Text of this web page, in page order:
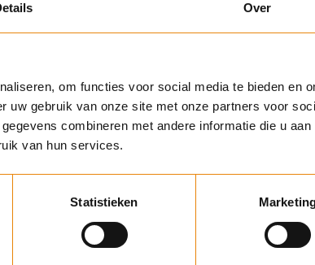
Over
om functies voor social media te bieden en
uw gebruik van onze site met onze partners voor
combineren met andere informatie die u aan
van hun services.
Statistieken
die zijn oorsprong vond in 1820. Ons
dan 200 jaar ervaring in de zoutindustrie.